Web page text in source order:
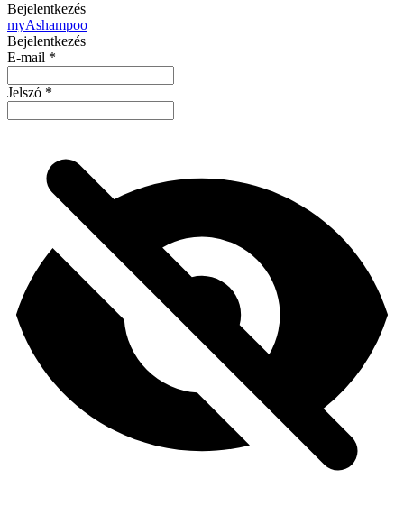
Bejelentkezés
myAshampoo
Bejelentkezés
E-mail *
Jelszó *